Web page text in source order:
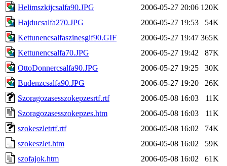
Helimszkijcsalfa90.JPG
2006-05-27 20:06 120K
Hajducsalfa270.JPG
2006-05-27 19:53
54K
Kettunencsalfaszinesgif90.GIF
2006-05-27 19:47 365K
Kettunencsalfa70.JPG
2006-05-27 19:42
87K
OttoDonnercsalfa90.JPG
2006-05-27 19:25
30K
Budenzcsalfa90.JPG
2006-05-27 19:20
26K
Szoragozasesszokepzesrtf.rtf
2006-05-08 16:03
11K
Szoragozasesszokepzes.htm
2006-05-08 16:03
11K
szokeszletrtf.rtf
2006-05-08 16:02
74K
szokeszlet.htm
2006-05-08 16:02
59K
szofajok.htm
2006-05-08 16:02
61K